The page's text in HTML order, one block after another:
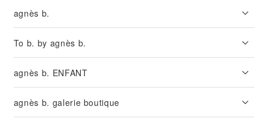
agnès b.
To b. by agnès b.
agnès b. ENFANT
agnès b. galerie boutique